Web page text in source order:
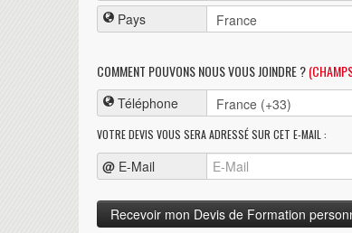
Pays
COMMENT POUVONS NOUS VOUS JOINDRE ?
Téléphone
VOTRE DEVIS VOUS SERA ADRESSÉ SUR CET E-MAIL :
@ E-Mail